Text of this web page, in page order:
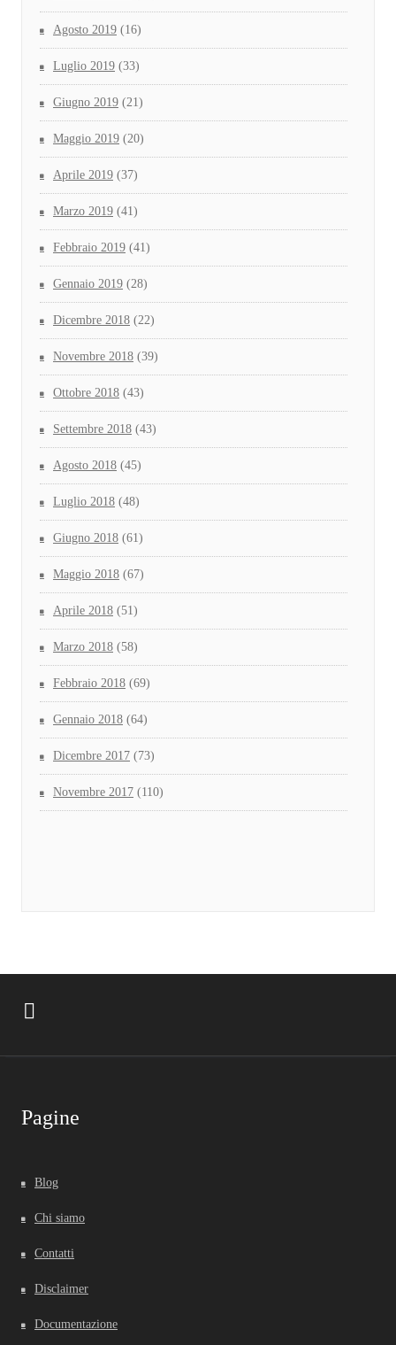
Agosto 2019 (16)
Luglio 2019 (33)
Giugno 2019 (21)
Maggio 2019 (20)
Aprile 2019 (37)
Marzo 2019 (41)
Febbraio 2019 (41)
Gennaio 2019 (28)
Dicembre 2018 (22)
Novembre 2018 (39)
Ottobre 2018 (43)
Settembre 2018 (43)
Agosto 2018 (45)
Luglio 2018 (48)
Giugno 2018 (61)
Maggio 2018 (67)
Aprile 2018 (51)
Marzo 2018 (58)
Febbraio 2018 (69)
Gennaio 2018 (64)
Dicembre 2017 (73)
Novembre 2017 (110)
Pagine
Blog
Chi siamo
Contatti
Disclaimer
Documentazione